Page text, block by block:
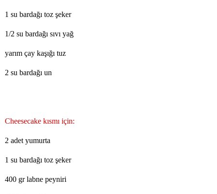
1 su bardağı toz şeker
1/2 su bardağı sıvı yağ
yarım çay kaşığı tuz
2 su bardağı un
Cheesecake kısmı için:
2 adet yumurta
1 su bardağı toz şeker
400 gr labne peyniri